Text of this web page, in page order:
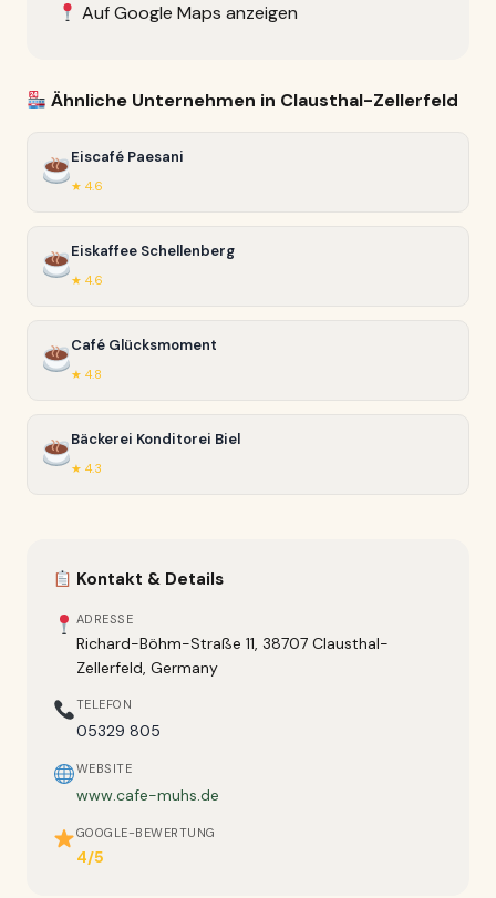
Auf Google Maps anzeigen
Ähnliche Unternehmen in Clausthal-Zellerfeld
Eiscafé Paesani
★ 4.6
Eiskaffee Schellenberg
★ 4.6
Café Glücksmoment
★ 4.8
Bäckerei Konditorei Biel
★ 4.3
Kontakt & Details
ADRESSE
Richard-Böhm-Straße 11, 38707 Clausthal-
Zellerfeld, Germany
TELEFON
05329 805
WEBSITE
www.cafe-muhs.de
GOOGLE-BEWERTUNG
4/5